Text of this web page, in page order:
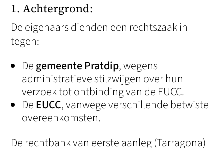
1. Achtergrond:
De eigenaars dienden een rechtszaak in
tegen:
Degemeente Pratdip, wegens
administratieve stilzwijgen over hun
verzoek tot ontbinding van de EUCC.
DeEUCC, vanwege verschillende betwiste
overeenkomsten.
De rechtbank van eerste aanleg (Tarragona)